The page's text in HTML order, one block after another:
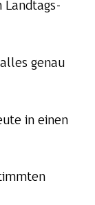
Landtags-
genau
in einen